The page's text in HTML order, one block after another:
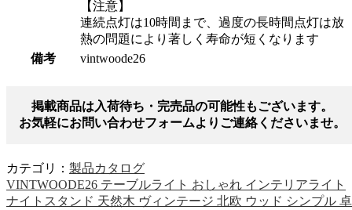
【注意】
連続点灯は10時間まで、過度の長時間点灯は放
熱の問題により著しく寿命が短くなります
備考
vintwoode26
掲載商品は入荷待ち・完売品の可能性もございます。
お気軽にお問い合わせフォームよりご連絡くださいませ。
カテゴリ： 製品カタログ
VINTWOODE26 テーブルライト おしゃれ インテリアライト
ナイトスタンド 天然木 ヴィンテージ 北欧 ウッド シンプル 卓